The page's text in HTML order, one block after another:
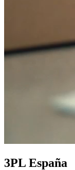
3PL España